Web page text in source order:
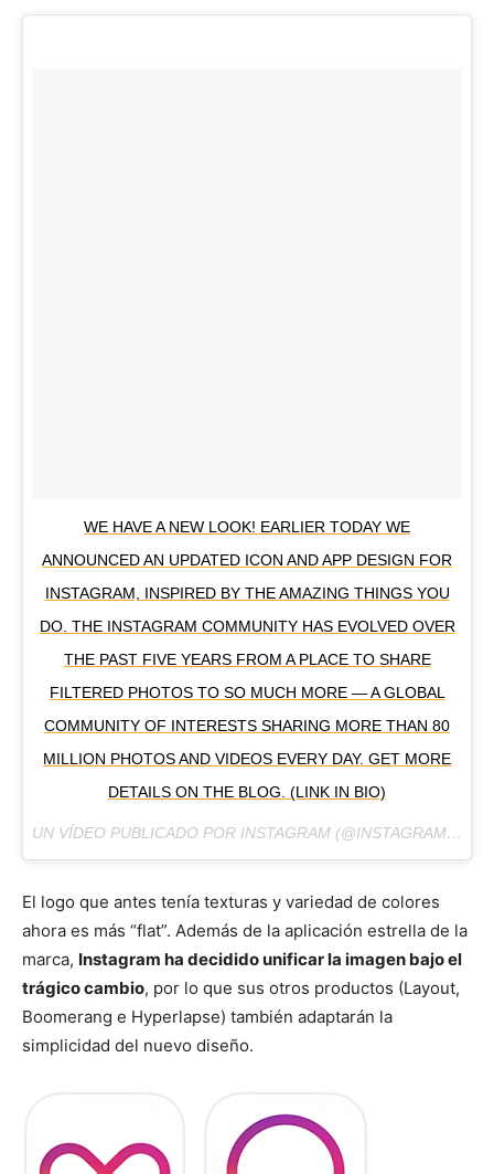
WE HAVE A NEW LOOK! EARLIER TODAY WE
ANNOUNCED AN UPDATED ICON AND APP DESIGN FOR
INSTAGRAM, INSPIRED BY THE AMAZING THINGS YOU
DO. THE INSTAGRAM COMMUNITY HAS EVOLVED OVER
THE PAST FIVE YEARS FROM A PLACE TO SHARE
FILTERED PHOTOS TO SO MUCH MORE — A GLOBAL
COMMUNITY OF INTERESTS SHARING MORE THAN 80
MILLION PHOTOS AND VIDEOS EVERY DAY. GET MORE
DETAILS ON THE BLOG. (LINK IN BIO)
UN VÍDEO PUBLICADO POR INSTAGRAM (@INSTAGRAM) EL
El logo que antes tenía texturas y variedad de colores
ahora es más “flat”. Además de la aplicación estrella de la
marca, Instagram ha decidido unificar la imagen bajo el
trágico cambio, por lo que sus otros productos (Layout,
Boomerang e Hyperlapse) también adaptarán la
simplicidad del nuevo diseño.